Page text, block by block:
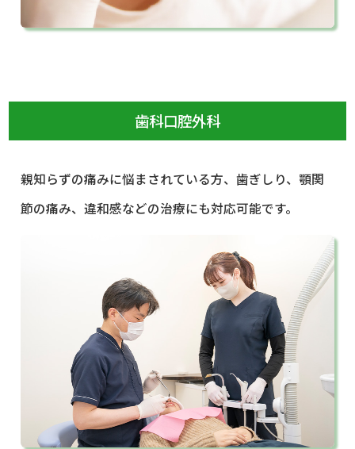
歯科口腔外科
親知らずの痛みに悩まされている方、歯ぎしり、顎関
節の痛み、違和感などの治療にも対応可能です。